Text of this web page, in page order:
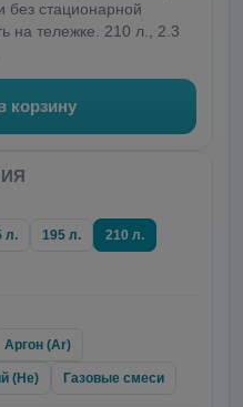
без стационарной
на тележке. 210 л., 2.3
корзину
л. 195 л. 210 л.
Аргон (Ar)
(He) Газовые смеси